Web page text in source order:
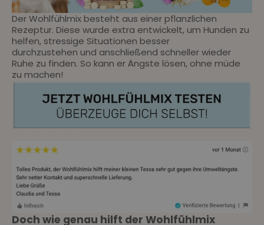
Der Wohlfühlmix besteht aus einer pflanzlichen
Rezeptur. Diese wurde extra entwickelt, um Hunden zu
helfen, stressige Situationen besser
durchzustehen und anschließend schneller wieder
Ruhe zu finden. So kann er Ängste lösen, ohne müde
zu machen!
Doch wie genau hilft der Wohlfühlmix